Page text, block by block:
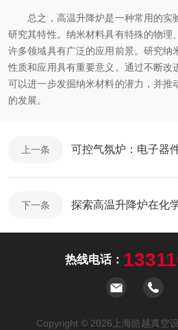
总之，高温升降炉是一种常用的实
研究其特性。纳米材料具有特殊的物理
许多领域具有广泛的应用前景。研究纳
性质和应用具有重要意义。通过不断改
可以进一步发掘纳米材料的潜力，并推
的发展。
上一条 可控气氛炉：电子器
下一条 探索高温升降炉在化
热线电话：
Copyright © 2026上海皓越真空